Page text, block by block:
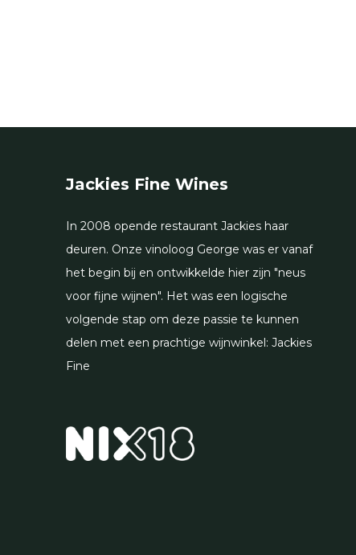
Jackies Fine Wines
In 2008 opende restaurant Jackies haar
deuren. Onze vinoloog George was er vanaf
het begin bij en ontwikkelde hier zijn "neus
voor fijne wijnen". Het was een logische
volgende stap om deze passie te kunnen
delen met een prachtige wijnwinkel: Jackies
Fine